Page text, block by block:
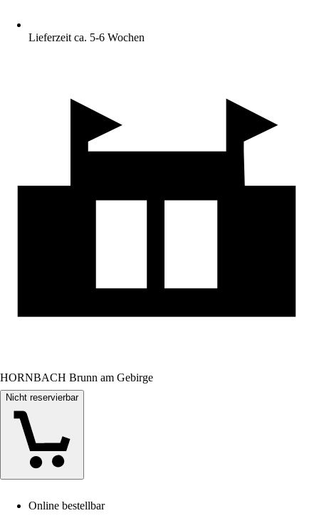
Lieferzeit ca. 5-6 Wochen
HORNBACH Brunn am Gebirge
Nicht reservierbar
Online bestellbar